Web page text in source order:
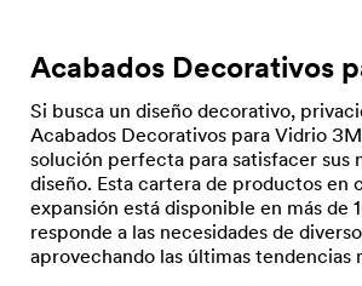
Acabados Decorativos
Si busca un diseño decorativo,
Acabados Decorativos para Vidrio
solución perfecta para satisfacer sus
diseño. Esta cartera de productos en
expansión está disponible en más de
responde a las necesidades de
aprovechando las últimas tendencias